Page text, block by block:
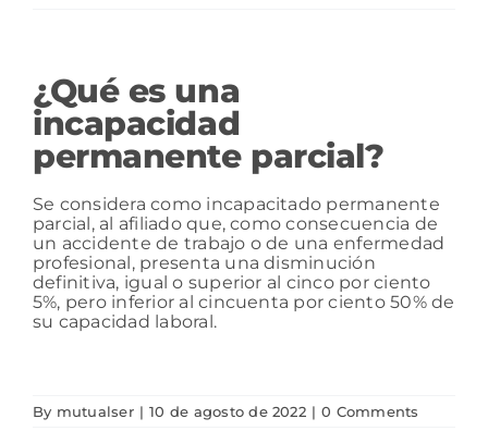
Ser Aportante
Programas de Gestión del Riesgo
Ser Prestador
Contacto
¿Qué es una
incapacidad
permanente parcial?
Se considera como incapacitado permanente
parcial, al afiliado que, como consecuencia de
un accidente de trabajo o de una enfermedad
profesional, presenta una disminución
definitiva, igual o superior al cinco por ciento
5%, pero inferior al cincuenta por ciento 50% de
su capacidad laboral.
By mutualser | 10 de agosto de 2022 | 0 Comments